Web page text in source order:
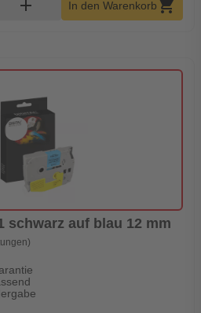
add In den Warenkorb shopping_cart
schwarz auf blau 12 mm